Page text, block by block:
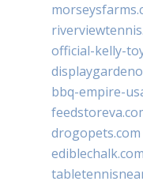
official-kelly-
bbq-empire-
drogopets.com
ediblechalk.com